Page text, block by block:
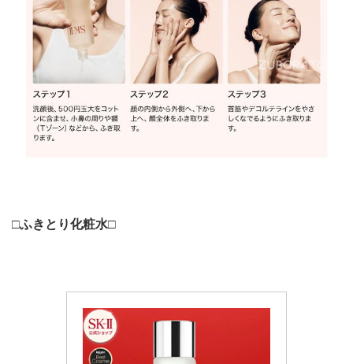
□ふきとり化粧水□